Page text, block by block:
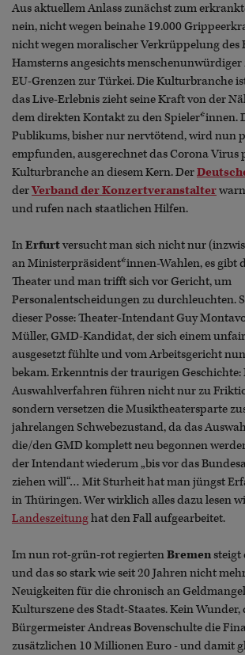
Aus aktuellem Anlass zunächst zum
nein, nicht wegen beinahe 19.000
nicht wegen moralischer Verkrüppelung des
Hamsterns angesichts
EU-Grenzen zur Türkei. Die Kulturbranche
das Live-Erlebnis zieht seine Kraft von der
dem direkten Kontakt zu den Spieler*innen.
Publikums, bisher nur nervtötend, wird nun
empfunden, ausgerechnet das Corona Virus
Kulturbranche an diesem Kern. Der
derVerband der Konzertveranstalter
und rufen nach staatlichen Hilfen.
InErfurtversucht man sich nicht nur
an Ministerpräsident*innen-Wahlen, es gibt
Theater und man trifft sich vor Gericht, um
Personalentscheidungen zu durchleuchten.
dieser Posse: Theater-Intendant Guy
Müller, GMD-Kandidat, der sich einem
ausgesetzt fühlte und vom Arbeitsgericht
bekam. Erkenntnis der traurigen
Auswahlverfahren führen nicht nur zu
sondern versetzen die Musiktheatersparte
jahrelangen Schwebezustand, da das
die/den GMD komplett neu begonnen
der Intendant wiederum „bis vor das
ziehen will“… Mit Sturheit hat man jüngst
in Thüringen. Wer wirklich alles dazu lesen
Landeszeitunghat den Fall aufgearbeitet.
Im nun rot-grün-rot regiertenBremensteigt
und das so stark wie seit 20 Jahren nicht
Neuigkeiten für die chronisch an
Kulturszene des Stadt-Staates. Kein Wunder,
Bürgermeister Andreas Bovenschulte die
zusätzlichen 10 Millionen Euro - und damit